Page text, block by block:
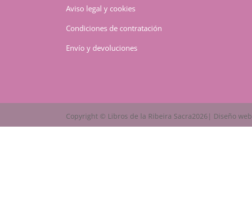
Aviso legal y cookies
Condiciones de contratación
Envío y devoluciones
Copyright © Libros de la Ribeira Sacra2026| Diseño web